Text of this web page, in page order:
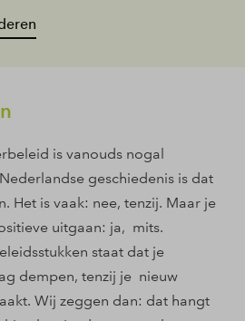
is vanouds nogal
geschiedenis is dat
Het is vaak: nee, tenzij. Maar je
uitgaan: ja, mits.
staat dat je
dempen, tenzij je nieuw
Wij zeggen dan: dat hangt